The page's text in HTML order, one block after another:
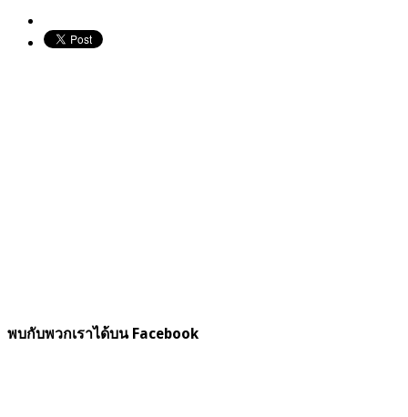
พบกับพวกเราได้บน Facebook